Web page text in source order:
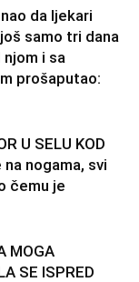
da ljekari
samo tri dana
i sa
prošaputao:
U SELU KOD
na nogama, svi
čemu je
MOGA
SE ISPRED